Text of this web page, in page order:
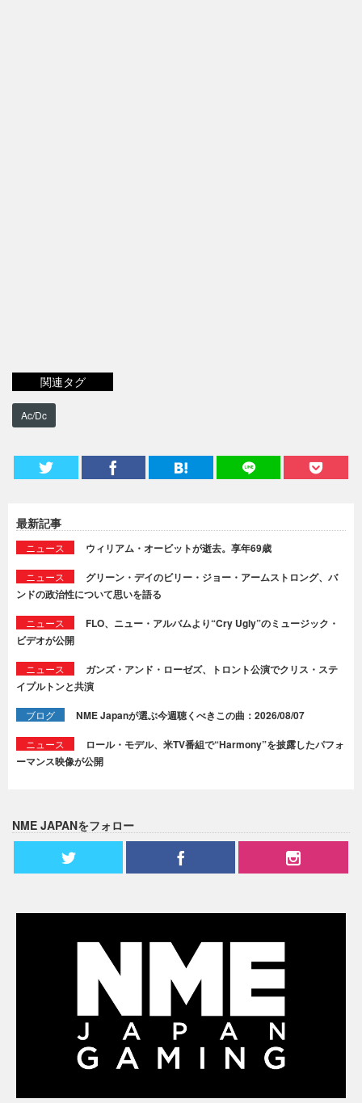
関連タグ
Ac/Dc
最新記事
ニュース ウィリアム・オービットが逝去。享年69歳
ニュース
グリーン・デイのビリー・ジョー・アームストロング、バ
ンドの政治性について思いを語る
ニュース
FLO、ニュー・アルバムより“Cry Ugly”のミュージック・
ビデオが公開
ニュース
ガンズ・アンド・ローゼズ、トロント公演でクリス・ステ
イプルトンと共演
ブログ NME Japanが選ぶ今週聴くべきこの曲：2026/08/07
ニュース
ロール・モデル、米TV番組で“Harmony”を披露したパフォ
ーマンス映像が公開
NME JAPANをフォロー